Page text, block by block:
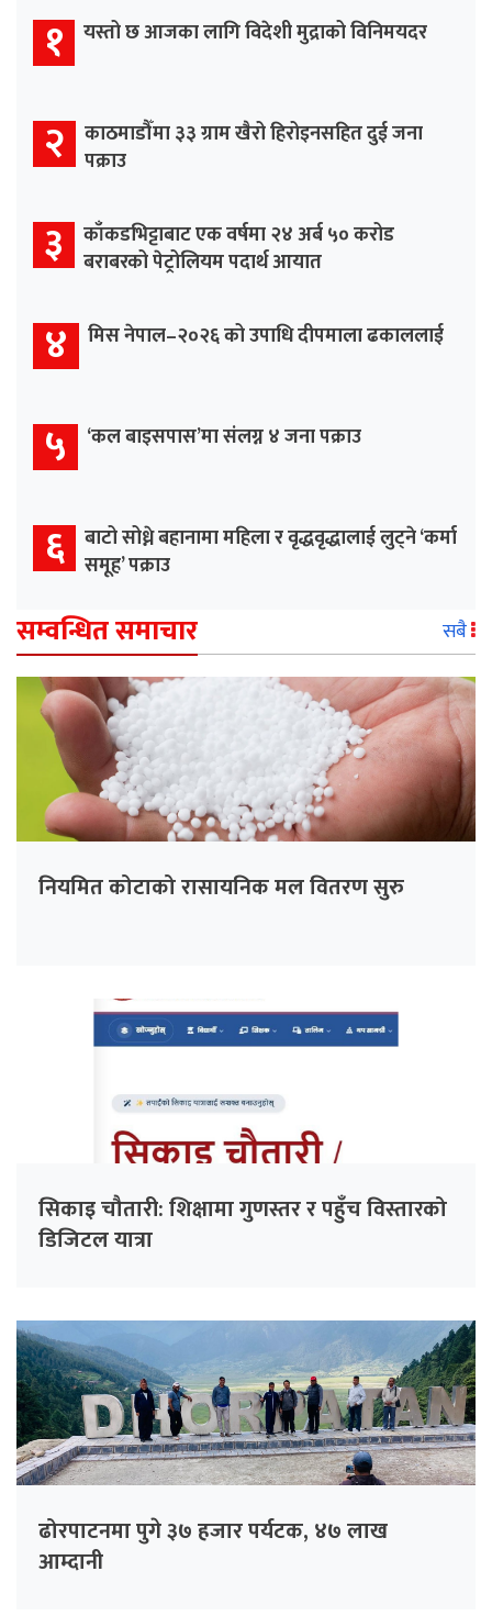
१ यस्तो छ आजका लागि विदेशी मुद्राको विनिमयदर
२ काठमाडौँमा ३३ ग्राम खैरो हिरोइनसहित दुई जना
पक्राउ
३ काँकडभिट्टाबाट एक वर्षमा २४ अर्ब ५० करोड
बराबरको पेट्रोलियम पदार्थ आयात
४ मिस नेपाल–२०२६ को उपाधि दीपमाला ढकाललाई
५ ‘कल बाइसपास’मा संलग्न ४ जना पक्राउ
६ बाटो सोध्ने बहानामा महिला र वृद्धवृद्धालाई लुट्ने ‘कर्मा
समूह’ पक्राउ
सम्वन्धित समाचार सबै
नियमित कोटाको रासायनिक मल वितरण सुरु
सिकाइ चौतारी: शिक्षामा गुणस्तर र पहुँच विस्तारको
डिजिटल यात्रा
ढोरपाटनमा पुगे ३७ हजार पर्यटक, ४७ लाख
आम्दानी